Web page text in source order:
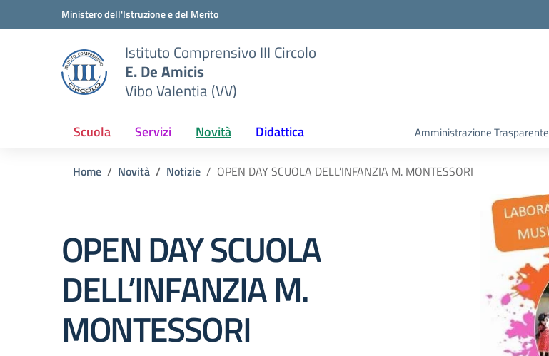
Vai ai contenuti
Vai al menu di navigazioneMinistero dell'Istruzione e del Merito
Istituto Comprensivo III Circolo
E. De Amicis
Vibo Valentia (VV)
Scuola Servizi Novità Didattica Amministrazione Trasparente
Home Novità Notizie OPEN DAY SCUOLA DELL’INFANZIA M. MONTESSORI
OPEN DAY SCUOLA
DELL’INFANZIA M.
MONTESSORI